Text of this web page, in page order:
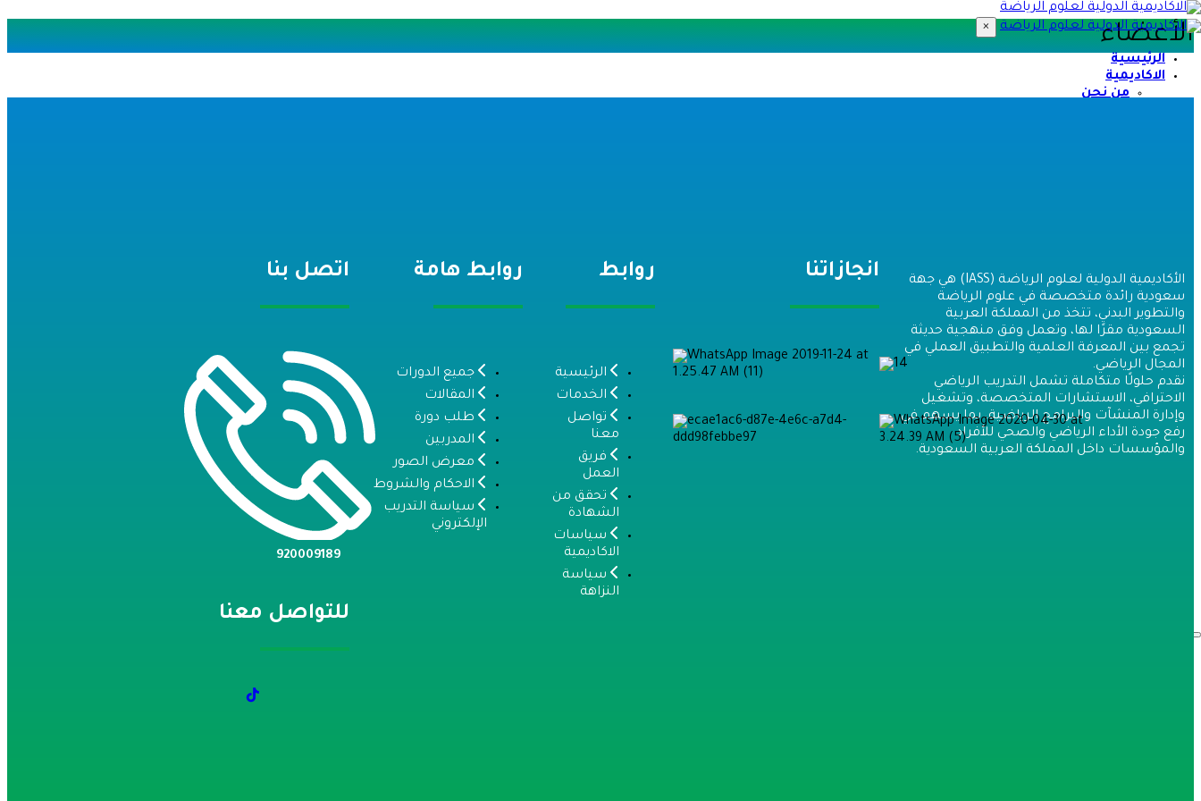
×
الرئيسية
الاكاديمية
من نحن
المركز الإعلامي
معرض الصور
الأخبار
المقالات
المؤتمرات
شـركاء النجاح
العضويات
الأعضاء
عضوية مشترك
عضوية مدرب
عضوية مؤسسة
الأعضاء
الأكاديمية الدولية لعلوم الرياضة (IASS) هي جهة
سعودية رائدة متخصصة في علوم الرياضة
والتطوير البدني، تتخذ من المملكة العربية
السعودية مقرًا لها، وتعمل وفق منهجية حديثة
تجمع بين المعرفة العلمية والتطبيق العملي في
المجال الرياضي.
نقدم حلولًا متكاملة تشمل التدريب الرياضي
الاحترافي، الاستشارات المتخصصة، وتشغيل
وإدارة المنشآت والبرامج الرياضية، بما يسهم في
رفع جودة الأداء الرياضي والصحي للأفراد
والمؤسسات داخل المملكة العربية السعودية.
انجازاتنا روابط
الرئيسية
الخدمات
تواصل
معنا
فريق
العمل
تحقق من
الشهادة
سياسات
الاكاديمية
سياسة
النزاهة
روابط هامة
جميع الدورات
المقالات
طلب دورة
المدربين
معرض الصور
الاحكام والشروط
سياسة التدريب
الإلكتروني
اتصل بنا
920009189
للتواصل معنا